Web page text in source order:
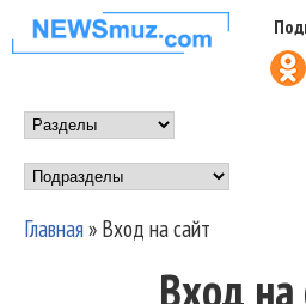
Перейти к
НОВОСТИ
МУЗЫКИ И
ШОУ БИЗНЕСА
NEWSMUZ.COM
Main menu
Подразделы
Вы здесь
Главная» Вход на сайт
Вход на